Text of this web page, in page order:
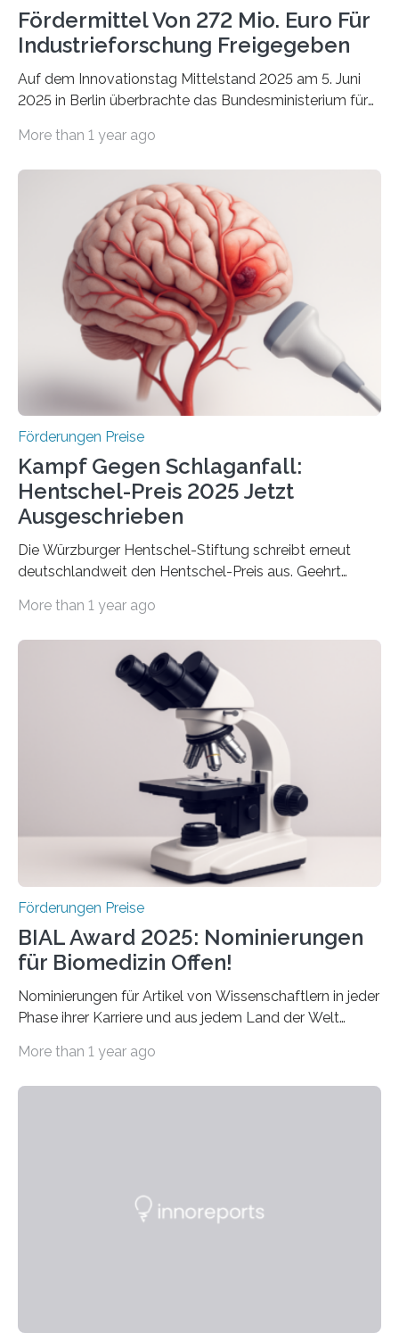
Fördermittel Von 272 Mio. Euro Für
Industrieforschung Freigegeben
Auf dem Innovationstag Mittelstand 2025 am 5. Juni
2025 in Berlin überbrachte das Bundesministerium für
Überplanmäßige Verpflichtungsermächtigungen in
Woche vom Haushaltsausschuss freigegeben – unter
anderem zur Unterstützung der
Industrieforschungsprogramme Industrielle
Gemeinschaftsforschung (IGF), Zentrales
Innovationsprogramm Mittelstand (ZIM) und
Innovationskompetenz INNO-KOM. Auf dem
Innovationstag Mittelstand 2025 am 5. Juni 2025 in
Berlin überbrachte das Bundesministerium für
Wirtschaft und Energie eine gute Nachricht:
Überplanmäßige Verpflichtungsermächtigungen in
More than 1 year ago
Förderungen Preise
Kampf Gegen Schlaganfall:
Hentschel-Preis 2025 Jetzt
Ausgeschrieben
Die Würzburger Hentschel-Stiftung schreibt erneut
deutschlandweit den Hentschel-Preis aus. Geehrt
hochrangige wissenschaftliche Publikation zum Thema
Schlaganfall“ mit Sitz in Würzburg fördert die
Schlaganfallforschung, um die Behandlung der
Betroffenen zu verbessern. Dazu schreibt sie auch in
diesem Jahr wieder deutschlandweit den Hentschel-
Preis aus. Er richtet sich gezielt an jüngere
Forscherinnen und Forscher unter 40 Jahren. Geehrt
werden soll eine herausragende Doktorarbeit oder eine
hochrangige wissenschaftliche Publikation zum Thema
More than 1 year ago
Förderungen Preise
BIAL Award 2025: Nominierungen
für Biomedizin Offen!
Nominierungen für Artikel von Wissenschaftlern in jeder
Phase ihrer Karriere und aus jedem Land der Welt
Leben gerufen, um die bemerkenswertesten
Foundation, des BIAL Award in Biomedicine ist in
More than 1 year ago